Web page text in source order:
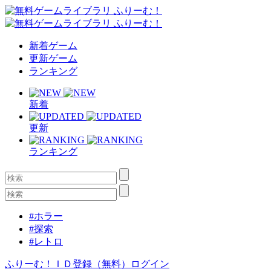
新着ゲーム
更新ゲーム
ランキング
新着
更新
ランキング
#ホラー
#探索
#レトロ
ふりーむ！ＩＤ登録（無料） ログイン